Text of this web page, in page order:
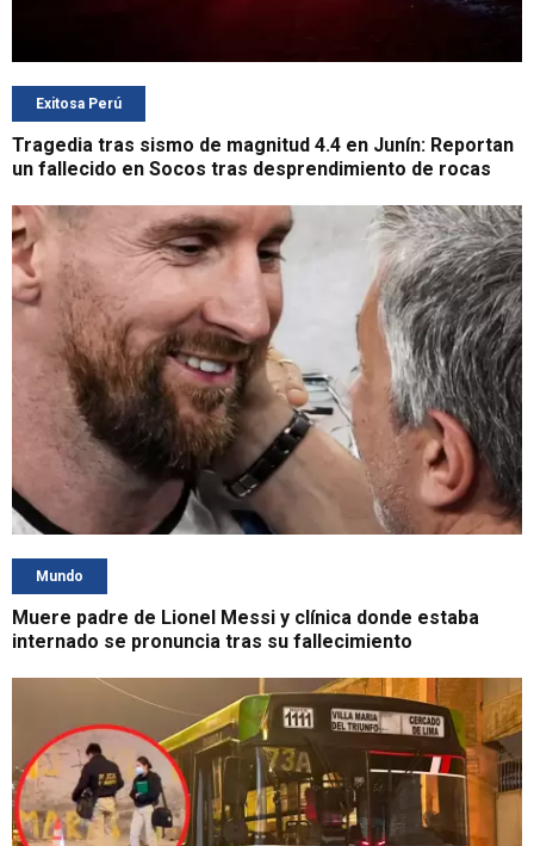
Exitosa Perú
Tragedia tras sismo de magnitud 4.4 en Junín: Reportan
un fallecido en Socos tras desprendimiento de rocas
Mundo
Muere padre de Lionel Messi y clínica donde estaba
internado se pronuncia tras su fallecimiento